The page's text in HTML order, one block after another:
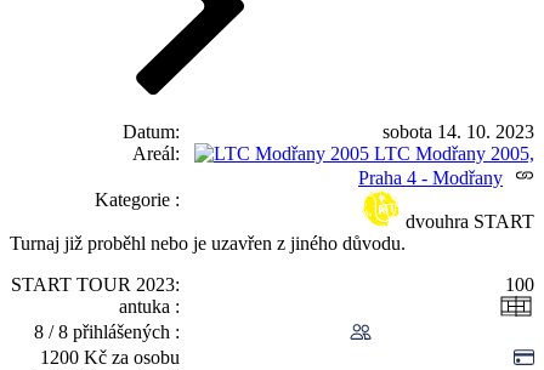
Datum
sobota 14. 10. 2023
Areál
LTC Modřany 2005,
Praha 4 - Modřany
Kategorie
dvouhra START
Turnaj již proběhl nebo je uzavřen z jiného důvodu.
START TOUR 2023
100
antuka
8 / 8 přihlášených
1200 Kč za osobu